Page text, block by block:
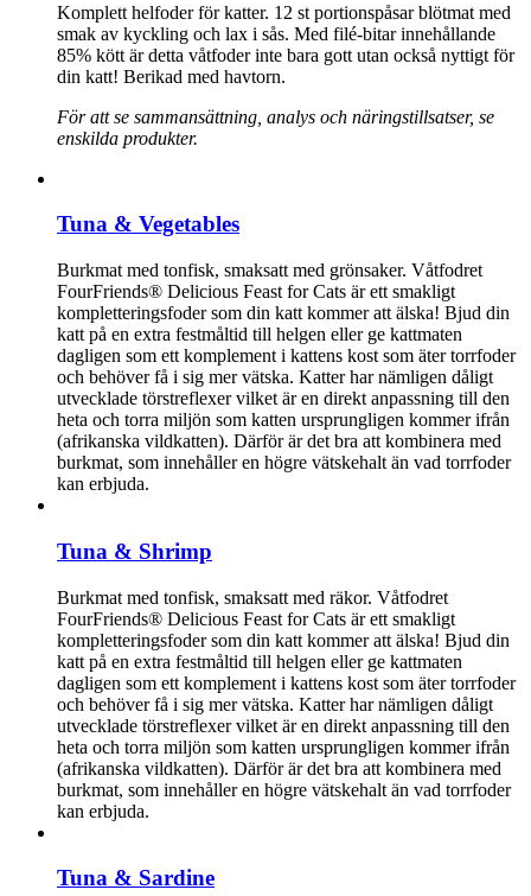
Komplett helfoder för katter. 12 st portionspåsar blötmat med
smak av kyckling och lax i sås. Med filé-bitar innehållande
85% kött är detta våtfoder inte bara gott utan också nyttigt för
din katt! Berikad med havtorn.
För att se sammansättning, analys och näringstillsatser, se
enskilda produkter.
Tuna & Vegetables
Burkmat med tonfisk, smaksatt med grönsaker. Våtfodret
FourFriends® Delicious Feast for Cats är ett smakligt
kompletteringsfoder som din katt kommer att älska! Bjud din
katt på en extra festmåltid till helgen eller ge kattmaten
dagligen som ett komplement i kattens kost som äter torrfoder
och behöver få i sig mer vätska. Katter har nämligen dåligt
utvecklade törstreflexer vilket är en direkt anpassning till den
heta och torra miljön som katten ursprungligen kommer ifrån
(afrikanska vildkatten). Därför är det bra att kombinera med
burkmat, som innehåller en högre vätskehalt än vad torrfoder
kan erbjuda.
Tuna & Shrimp
Burkmat med tonfisk, smaksatt med räkor. Våtfodret
FourFriends® Delicious Feast for Cats är ett smakligt
kompletteringsfoder som din katt kommer att älska! Bjud din
katt på en extra festmåltid till helgen eller ge kattmaten
dagligen som ett komplement i kattens kost som äter torrfoder
och behöver få i sig mer vätska. Katter har nämligen dåligt
utvecklade törstreflexer vilket är en direkt anpassning till den
heta och torra miljön som katten ursprungligen kommer ifrån
(afrikanska vildkatten). Därför är det bra att kombinera med
burkmat, som innehåller en högre vätskehalt än vad torrfoder
kan erbjuda.
Tuna & Sardine